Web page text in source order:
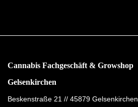
Cannabis Fachgeschäft & Growshop
Gelsenkirchen
Beskenstraße 21 // 45879 Gelsenkirchen